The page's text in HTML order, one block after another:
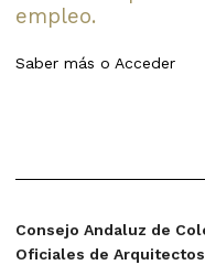
empleo.
Saber más o Acceder
Consejo Andaluz de
Oficiales de Arquitectos